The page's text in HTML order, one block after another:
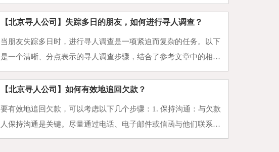
可能的去向。多渠道尝试：综合运用各种方法，如社交媒体、警
方、亲朋好友等，增加找到的机会···
【北京寻人公司】失踪多日的朋友，如何进行寻人调查？
当朋友失踪多日时，进行寻人调查是一项紧迫而复杂的任务。以下
是一个清晰、分点表示的寻人调查步骤，结合了参考文章中的相关
数字和信息：1.立即报警时间：一旦发现朋友失踪，应立即报警，
即使警方可能要在24小时后正···
【北京寻人公司】如何有效地追回欠款？
要有效地追回欠款，可以考虑以下几个步骤：1. 保持沟通：与欠款
人保持沟通是关键。尽量通过电话、电子邮件或信函与他们联系，
明确表达你的诉求，并要求他们尽快还款。在沟通过程中，要保持